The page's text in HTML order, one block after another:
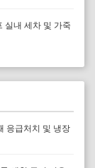
실내 세차 및 가죽
응급처치 및 냉장